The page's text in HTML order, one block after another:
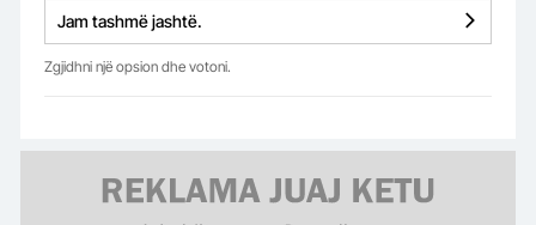
Jam tashmë jashtë.
Zgjidhni një opsion dhe votoni.